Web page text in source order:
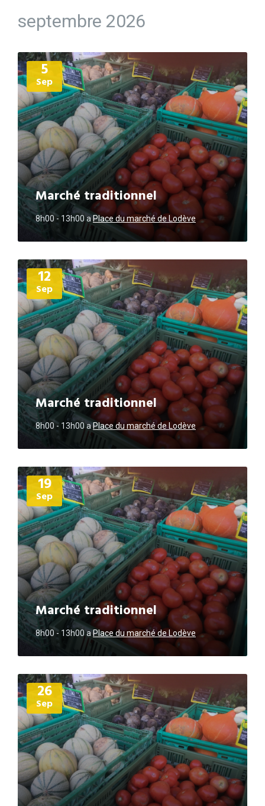
septembre 2026
5
Sep
Marché traditionnel
8h00 - 13h00aPlace du marché de Lodève
Plus
d'informations
12
Sep
Marché traditionnel
8h00 - 13h00aPlace du marché de Lodève
Plus
d'informations
19
Sep
Marché traditionnel
8h00 - 13h00aPlace du marché de Lodève
Plus
d'informations
26
Sep
Plus
d'informations